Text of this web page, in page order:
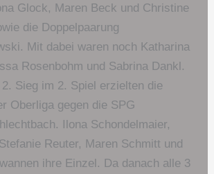
Glock, Maren Beck und Christine
die Doppelpaarung
Mit dabei waren noch Katharina
Rosenbohm und Sabrina Dankl.
Sieg im 2. Spiel erzielten die
Oberliga gegen die SPG
Ilona Schondelmaier,
Reuter, Maren Schmitt und
ihre Einzel. Da danach alle 3